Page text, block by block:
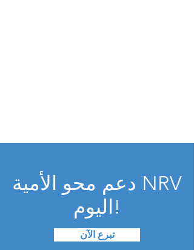
دعم محو الأمية NRV
اليوم!
تبرع الآن